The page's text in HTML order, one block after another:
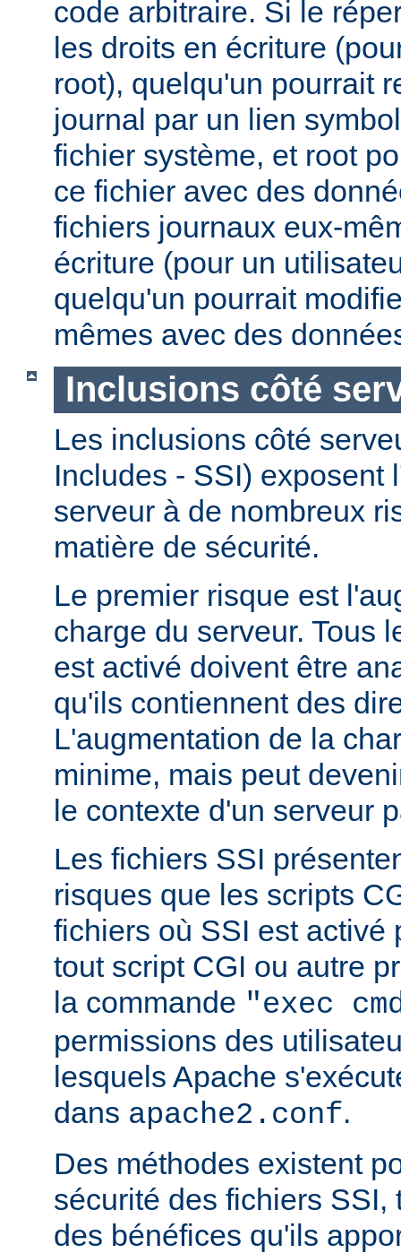
code arbitraire. Si le
les droits en écriture
root), quelqu'un pourrait
journal par un lien
fichier système, et root
ce fichier avec des
fichiers journaux eux-
écriture (pour un
quelqu'un pourrait
mêmes avec des
Inclusions côté
Les inclusions côté
Includes - SSI) exposent
serveur à de nombreux
matière de sécurité.
Le premier risque est
charge du serveur. Tous
est activé doivent être
qu'ils contiennent des
L'augmentation de la
minime, mais peut
le contexte d'un serveur
Les fichiers SSI
risques que les scripts
fichiers où SSI est activé
tout script CGI ou autre
la commande "exec
permissions des
lesquels Apache
dans apache2.conf.
Des méthodes existent
sécurité des fichiers SSI,
des bénéfices qu'ils